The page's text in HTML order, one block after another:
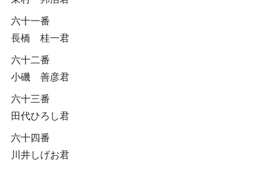
六十一番
長橋 桂一君
六十二番
小磯 善彦君
六十三番
田代ひろし君
六十四番
川井しげお君